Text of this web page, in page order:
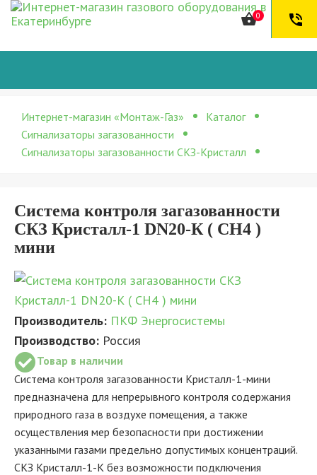
shopping_basket0 phone_in_talk
Интернет-магазин «Монтаж-Газ»
Каталог
Сигнализаторы загазованности
Сигнализаторы загазованности СКЗ-Кристалл
Система контроля загазованности
СКЗ Кристалл-1 DN20-К ( СН4 )
мини
Производитель: ПКФ Энергосистемы
Производство: Россия
Товар в наличии
Система контроля загазованности Кристалл-1-мини
предназначена для непрерывного контроля содержания
природного газа в воздухе помещения, а также
осуществления мер безопасности при достижении
указанными газами предельно допустимых концентраций.
СКЗ Кристалл-1-К без возможности подключения